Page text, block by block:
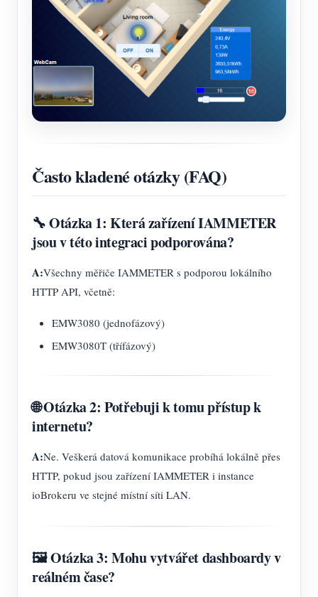
Často kladené otázky (FAQ)
🔧 Otázka 1: Která zařízení IAMMETER
jsou v této integraci podporována?
A:Všechny měřiče IAMMETER s podporou lokálního
HTTP API, včetně:
EMW3080 (jednofázový)
EMW3080T (třífázový)
🌐 Otázka 2: Potřebuji k tomu přístup k
internetu?
A:Ne. Veškerá datová komunikace probíhá lokálně přes
HTTP, pokud jsou zařízení IAMMETER i instance
ioBrokeru ve stejné místní síti LAN.
🖼️ Otázka 3: Mohu vytvářet dashboardy v
reálném čase?